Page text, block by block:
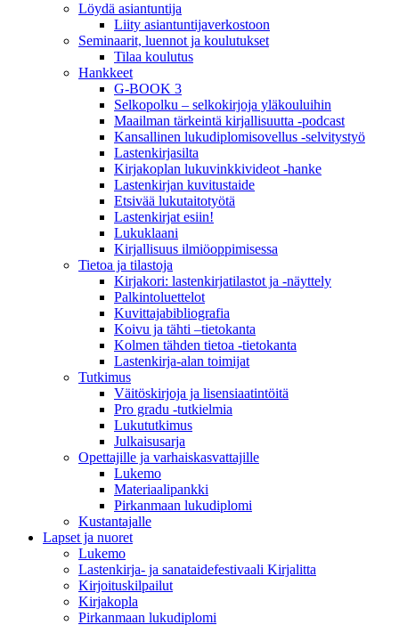
Löydä asiantuntija
Liity asiantuntijaverkostoon
Seminaarit, luennot ja koulutukset
Tilaa koulutus
Hankkeet
G-BOOK 3
Selkopolku – selkokirjoja yläkouluihin
Maailman tärkeintä kirjallisuutta -podcast
Kansallinen lukudiplomisovellus -selvitystyö
Lastenkirjasilta
Kirjakoplan lukuvinkkivideot -hanke
Lastenkirjan kuvitustaide
Etsivää lukutaitotyötä
Lastenkirjat esiin!
Lukuklaani
Kirjallisuus ilmiöoppimisessa
Tietoa ja tilastoja
Kirjakori: lastenkirjatilastot ja -näyttely
Palkintoluettelot
Kuvittaja­bibliografia
Koivu ja tähti –tietokanta
Kolmen tähden tietoa -tietokanta
Lastenkirja-alan toimijat
Tutkimus
Väitöskirjoja ja lisensiaatintöitä
Pro gradu -tutkielmia
Lukututkimus
Julkaisusarja
Opettajille ja varhaiskasvattajille
Lukemo
Materiaalipankki
Pirkanmaan lukudiplomi
Kustantajalle
Lapset ja nuoret
Lukemo
Lastenkirja- ja sanataidefestivaali Kirjalitta
Kirjoituskilpailut
Kirjakopla
Pirkanmaan lukudiplomi